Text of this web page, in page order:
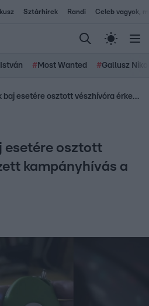
Sztárhírek Randi Celeb vagyok,
# Most Wanted #Gallusz
Az időseknek baj esetére osztott vészhívóra érkezett kampányhívás a Fidesztől
esetére osztott
kampányhívás a